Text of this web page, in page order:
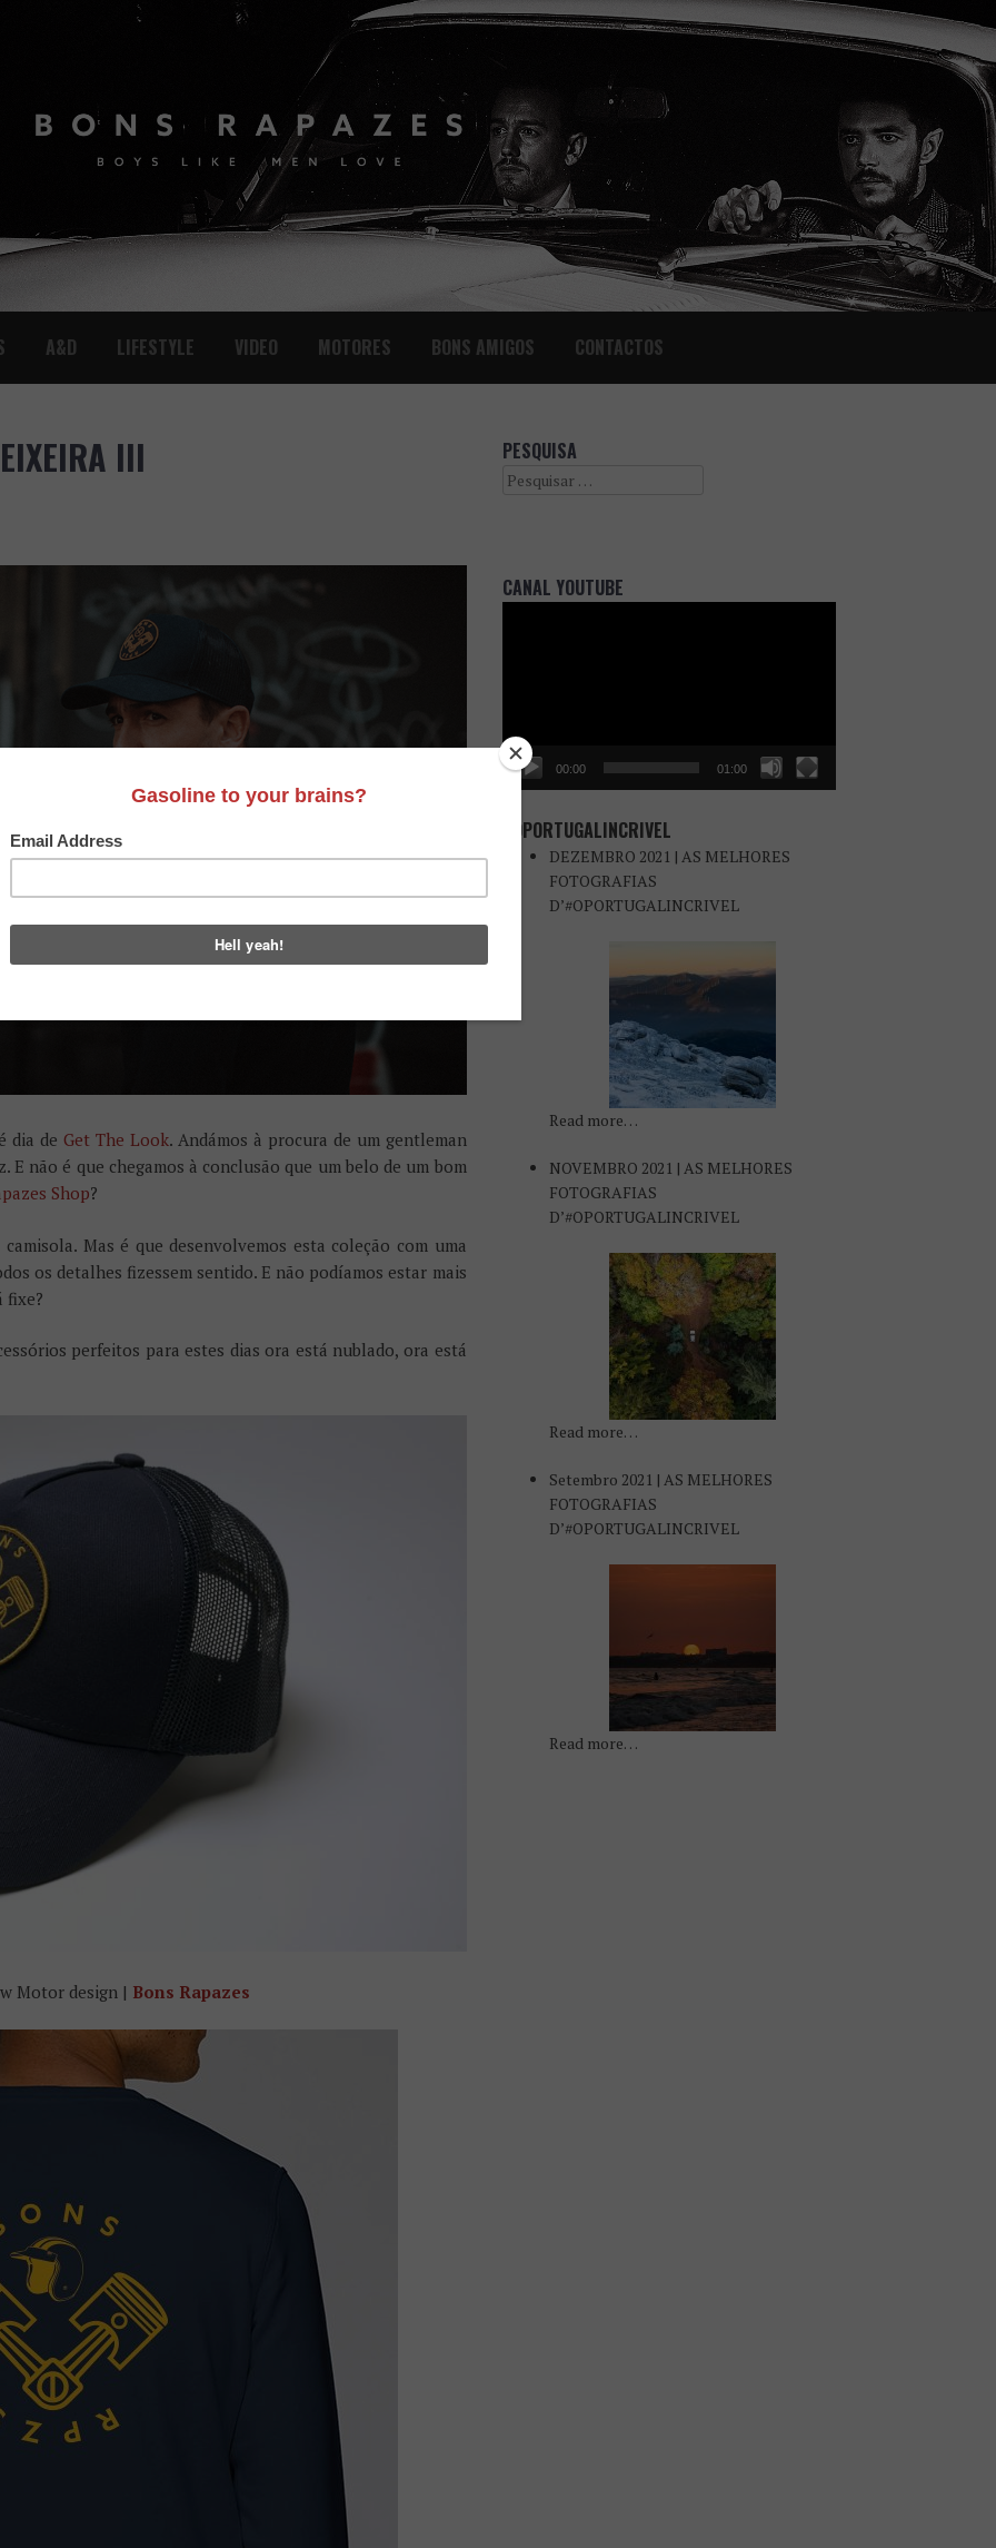
A&D LIFESTYLE VIDEO MOTORES BONS AMIGOS CONTACTOS
III
dia de Get The Look. Andámos à procura de um gentleman
não é que chegamos à conclusão que um belo de um bom
Shop?
Mas é que desenvolvemos esta coleção com uma
os detalhes fizessem sentido. E não podíamos estar mais
fixe?
perfeitos para estes dias ora está nublado, ora está
Motor design | Bons Rapazes
PESQUISA
Search
CANAL YOUTUBE
00:00 01:00
#OPORTUGALINCRIVEL
DEZEMBRO 2021 | AS MELHORES
FOTOGRAFIAS
D’#OPORTUGALINCRIVEL
Read more…
NOVEMBRO 2021 | AS MELHORES
FOTOGRAFIAS
D’#OPORTUGALINCRIVEL
Read more…
Setembro 2021 | AS MELHORES
FOTOGRAFIAS
D’#OPORTUGALINCRIVEL
Read more…